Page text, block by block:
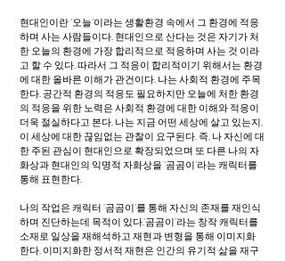
현대인이란 ‘오늘’이라는 생활환경 속에서 그 환경에 적응
하며 사는 사람들이다. 현대인으로 산다는 것은 자기가 처
한 오늘의 환경에 가장 합리적으로 적응하며 사는 것 이라
고 할 수 있다. 따라서 그 적응이 합리적이기 위해서는 환경
에 대한 올바른 이해가 관건이다. 나는 사회적 환경에 주목
한다. 공간적 환경의 적응도 필요하지만 오늘에 처한 환경
의 적응을 위한 노력은 사회적 환경에 대한 이해와 적응이
더욱 절실하다고 본다. 나는 지금 어떤 세상에 살고 있는지,
이 세상에 대한 끊임없는 관찰이 요구된다. 즉, 나 자신에 대
한 주된 관심이 현대인으로 확장되었으며 또 다른 나의 자
화상과 현대인의 익명적 자화상을 ‘곰곰이’라는 캐릭터를
통해 표현한다.
나의 작업은 캐릭터 ‘곰곰이’를 통해 자신의 존재를 재인식
하며 진단하는데 목적이 있다.‘곰곰이’라는 창작 캐릭터를
소재로 일상을 재해석하고 재현과 변형을 통해 이미지화
한다. 이미지화한 정서적 재현은 인간의 유기적 삶을 재구